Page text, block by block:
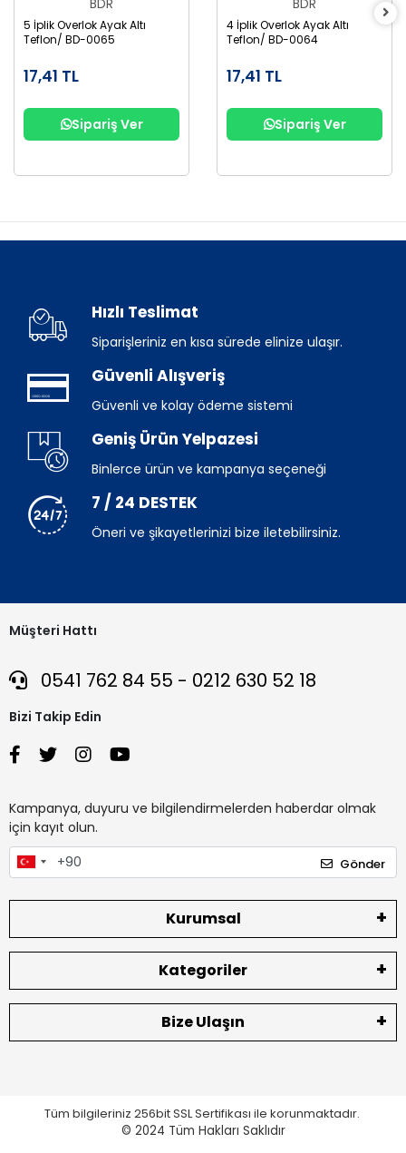
5 İplik Overlok Ayak Altı
Teflon/ BD-0065
17,41 TL
Sipariş Ver
4 İplik Overlok Ayak Altı
Teflon/ BD-0064
17,41 TL
Sipariş Ver
Hızlı Teslimat
Siparişleriniz en kısa sürede elinize ulaşır.
Güvenli Alışveriş
Güvenli ve kolay ödeme sistemi
Geniş Ürün Yelpazesi
Binlerce ürün ve kampanya seçeneği
7 / 24 DESTEK
Öneri ve şikayetlerinizi bize iletebilirsiniz.
Müşteri Hattı
0541 762 84 55 - 0212 630 52 18
Bizi Takip Edin
Kampanya, duyuru ve bilgilendirmelerden haberdar olmak
için kayıt olun.
Gönder
Kurumsal
Kategoriler
Bize Ulaşın
Tüm bilgileriniz 256bit SSL Sertifikası ile korunmaktadır.
© 2024 Tüm Hakları Saklıdır